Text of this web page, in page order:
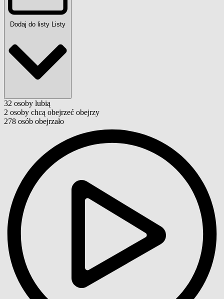
Dodaj do listy Listy
32 osoby lubią
2 osoby chcą obejrzeć obejrzy
278 osób obejrzało